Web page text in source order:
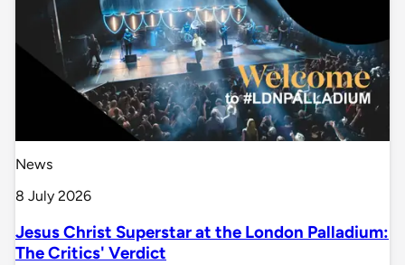
News
8 July 2026
Jesus Christ Superstar at the London Palladium:
The Critics' Verdict